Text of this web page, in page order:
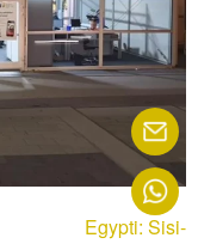
Egypti: Sisi-